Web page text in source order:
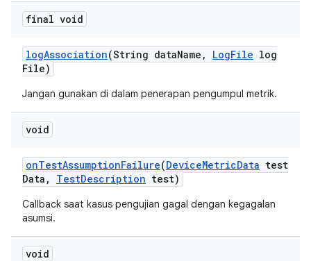
final void
logAssociation(String dataName , LogFile log
File)
Jangan gunakan di dalam penerapan pengumpul metrik.
void
onTestAssumptionFailure(DeviceMetricData test
Data , TestDescription test)
Callback saat kasus pengujian gagal dengan kegagalan
asumsi.
void